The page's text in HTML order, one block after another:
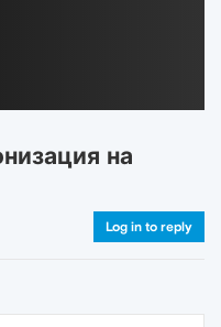
на
Log in to reply